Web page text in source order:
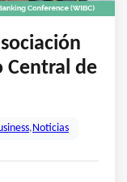
Central de
, Noticias